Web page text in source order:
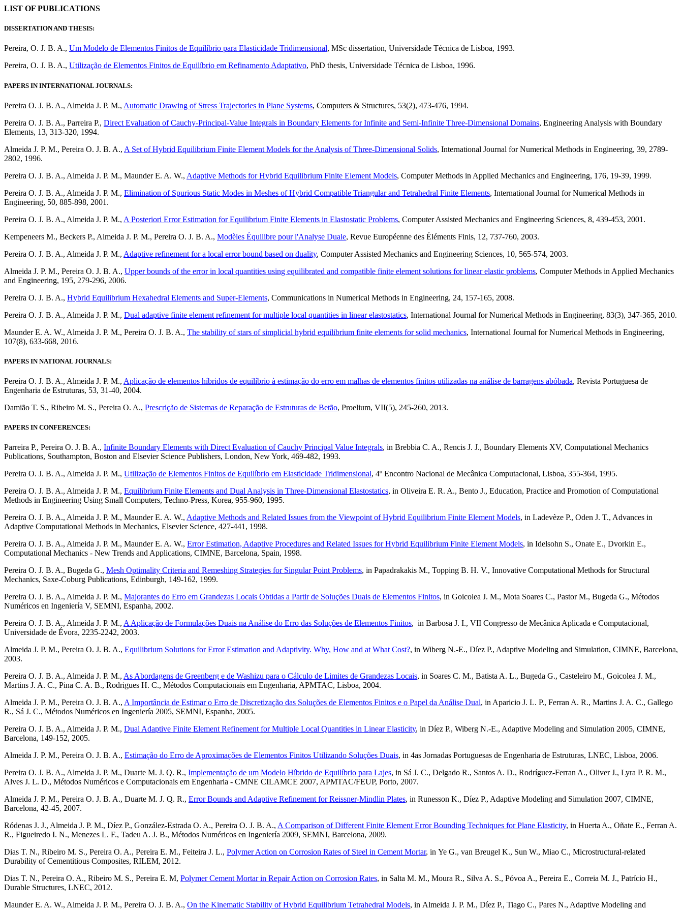
LIST OF PUBLICATIONS
DISSERTATION AND THESIS:
Pereira, O. J. B. A., Um Modelo de Elementos Finitos de Equilíbrio para Elasticidade Tridimensional, MSc dissertation, Universidade Técnica de Lisboa, 1993.
Pereira, O. J. B. A., Utilização de Elementos Finitos de Equilíbrio em Refinamento Adaptativo, PhD thesis, Universidade Técnica de Lisboa, 1996.
PAPERS IN INTERNATIONAL JOURNALS:
Pereira O. J. B. A., Almeida J. P. M., Automatic Drawing of Stress Trajectories in Plane Systems, Computers & Structures, 53(2), 473-476, 1994.
Pereira O. J. B. A., Parreira P., Direct Evaluation of Cauchy-Principal-Value Integrals in Boundary Elements for Infinite and Semi-Infinite Three-Dimensional Domains, Engineering Analysis with Boundary
Elements, 13, 313-320, 1994.
Almeida J. P. M., Pereira O. J. B. A., A Set of Hybrid Equilibrium Finite Element Models for the Analysis of Three-Dimensional Solids, International Journal for Numerical Methods in Engineering, 39, 2789-
2802, 1996.
Pereira O. J. B. A., Almeida J. P. M., Maunder E. A. W., Adaptive Methods for Hybrid Equilibrium Finite Element Models, Computer Methods in Applied Mechanics and Engineering, 176, 19-39, 1999.
Pereira O. J. B. A., Almeida J. P. M., Elimination of Spurious Static Modes in Meshes of Hybrid Compatible Triangular and Tetrahedral Finite Elements, International Journal for Numerical Methods in
Engineering, 50, 885-898, 2001.
Pereira O. J. B. A., Almeida J. P. M., A Posteriori Error Estimation for Equilibrium Finite Elements in Elastostatic Problems, Computer Assisted Mechanics and Engineering Sciences, 8, 439-453, 2001.
Kempeneers M., Beckers P., Almeida J. P. M., Pereira O. J. B. A., Modèles Équilibre pour l'Analyse Duale, Revue Européenne des Éléments Finis, 12, 737-760, 2003.
Pereira O. J. B. A., Almeida J. P. M., Adaptive refinement for a local error bound based on duality, Computer Assisted Mechanics and Engineering Sciences, 10, 565-574, 2003.
Almeida J. P. M., Pereira O. J. B. A., Upper bounds of the error in local quantities using equilibrated and compatible finite element solutions for linear elastic problems, Computer Methods in Applied Mechanics
and Engineering, 195, 279-296, 2006.
Pereira O. J. B. A., Hybrid Equilibrium Hexahedral Elements and Super-Elements, Communications in Numerical Methods in Engineering, 24, 157-165, 2008.
Pereira O. J. B. A., Almeida J. P. M., Dual adaptive finite element refinement for multiple local quantities in linear elastostatics, International Journal for Numerical Methods in Engineering, 83(3), 347-365, 2010.
Maunder E. A. W., Almeida J. P. M., Pereira O. J. B. A., The stability of stars of simplicial hybrid equilibrium finite elements for solid mechanics, International Journal for Numerical Methods in Engineering,
107(8), 633-668, 2016.
PAPERS IN NATIONAL JOURNALS:
Pereira O. J. B. A., Almeida J. P. M., Aplicação de elementos híbridos de equilíbrio à estimação do erro em malhas de elementos finitos utilizadas na análise de barragens abóbada, Revista Portuguesa de
Engenharia de Estruturas, 53, 31-40, 2004.
Damião T. S., Ribeiro M. S., Pereira O. A., Prescrição de Sistemas de Reparação de Estruturas de Betão, Proelium, VII(5), 245-260, 2013.
PAPERS IN CONFERENCES:
Parreira P., Pereira O. J. B. A., Infinite Boundary Elements with Direct Evaluation of Cauchy Principal Value Integrals, in Brebbia C. A., Rencis J. J., Boundary Elements XV, Computational Mechanics
Publications, Southampton, Boston and Elsevier Science Publishers, London, New York, 469-482, 1993.
Pereira O. J. B. A., Almeida J. P. M., Utilização de Elementos Finitos de Equilíbrio em Elasticidade Tridimensional, 4º Encontro Nacional de Mecânica Computacional, Lisboa, 355-364, 1995.
Pereira O. J. B. A., Almeida J. P. M., Equilibrium Finite Elements and Dual Analysis in Three-Dimensional Elastostatics, in Oliveira E. R. A., Bento J., Education, Practice and Promotion of Computational
Methods in Engineering Using Small Computers, Techno-Press, Korea, 955-960, 1995.
Pereira O. J. B. A., Almeida J. P. M., Maunder E. A. W., Adaptive Methods and Related Issues from the Viewpoint of Hybrid Equilibrium Finite Element Models, in Ladevèze P., Oden J. T., Advances in
Adaptive Computational Methods in Mechanics, Elsevier Science, 427-441, 1998.
Pereira O. J. B. A., Almeida J. P. M., Maunder E. A. W., Error Estimation, Adaptive Procedures and Related Issues for Hybrid Equilibrium Finite Element Models, in Idelsohn S., Onate E., Dvorkin E.,
Computational Mechanics - New Trends and Applications, CIMNE, Barcelona, Spain, 1998.
Pereira O. J. B. A., Bugeda G., Mesh Optimality Criteria and Remeshing Strategies for Singular Point Problems, in Papadrakakis M., Topping B. H. V., Innovative Computational Methods for Structural
Mechanics, Saxe-Coburg Publications, Edinburgh, 149-162, 1999.
Pereira O. J. B. A., Almeida J. P. M., Majorantes do Erro em Grandezas Locais Obtidas a Partir de Soluções Duais de Elementos Finitos, in Goicolea J. M., Mota Soares C., Pastor M., Bugeda G., Métodos
Numéricos en Ingeniería V, SEMNI, Espanha, 2002.
Pereira O. J. B. A., Almeida J. P. M., A Aplicação de Formulações Duais na Análise do Erro das Soluções de Elementos Finitos, in Barbosa J. I., VII Congresso de Mecânica Aplicada e Computacional,
Universidade de Évora, 2235-2242, 2003.
Almeida J. P. M., Pereira O. J. B. A., Equilibrium Solutions for Error Estimation and Adaptivity. Why, How and at What Cost?, in Wiberg N.-E., Díez P., Adaptive Modeling and Simulation, CIMNE, Barcelona,
2003.
Pereira O. J. B. A., Almeida J. P. M., As Abordagens de Greenberg e de Washizu para o Cálculo de Limites de Grandezas Locais, in Soares C. M., Batista A. L., Bugeda G., Casteleiro M., Goicolea J. M.,
Martins J. A. C., Pina C. A. B., Rodrigues H. C., Métodos Computacionais em Engenharia, APMTAC, Lisboa, 2004.
Almeida J. P. M., Pereira O. J. B. A., A Importância de Estimar o Erro de Discretização das Soluções de Elementos Finitos e o Papel da Análise Dual, in Aparicio J. L. P., Ferran A. R., Martins J. A. C., Gallego
R., Sá J. C., Métodos Numéricos en Ingeniería 2005, SEMNI, Espanha, 2005.
Pereira O. J. B. A., Almeida J. P. M., Dual Adaptive Finite Element Refinement for Multiple Local Quantities in Linear Elasticity, in Díez P., Wiberg N.-E., Adaptive Modeling and Simulation 2005, CIMNE,
Barcelona, 149-152, 2005.
Almeida J. P. M., Pereira O. J. B. A., Estimação do Erro de Aproximações de Elementos Finitos Utilizando Soluções Duais, in 4as Jornadas Portuguesas de Engenharia de Estruturas, LNEC, Lisboa, 2006.
Pereira O. J. B. A., Almeida J. P. M., Duarte M. J. Q. R., Implementação de um Modelo Híbrido de Equilíbrio para Lajes, in Sá J. C., Delgado R., Santos A. D., Rodríguez-Ferran A., Oliver J., Lyra P. R. M.,
Alves J. L. D., Métodos Numéricos e Computacionais em Engenharia - CMNE CILAMCE 2007, APMTAC/FEUP, Porto, 2007.
Almeida J. P. M., Pereira O. J. B. A., Duarte M. J. Q. R., Error Bounds and Adaptive Refinement for Reissner-Mindlin Plates, in Runesson K., Díez P., Adaptive Modeling and Simulation 2007, CIMNE,
Barcelona, 42-45, 2007.
Ródenas J. J., Almeida J. P. M., Díez P., González-Estrada O. A., Pereira O. J. B. A., A Comparison of Different Finite Element Error Bounding Techniques for Plane Elasticity, in Huerta A., Oñate E., Ferran A.
R., Figueiredo I. N., Menezes L. F., Tadeu A. J. B., Métodos Numéricos en Ingeniería 2009, SEMNI, Barcelona, 2009.
Dias T. N., Ribeiro M. S., Pereira O. A., Pereira E. M., Feiteira J. L., Polymer Action on Corrosion Rates of Steel in Cement Mortar, in Ye G., van Breugel K., Sun W., Miao C., Microstructural-related
Durability of Cementitious Composites, RILEM, 2012.
Dias T. N., Pereira O. A., Ribeiro M. S., Pereira E. M, Polymer Cement Mortar in Repair Action on Corrosion Rates, in Salta M. M., Moura R., Silva A. S., Póvoa A., Pereira E., Correia M. J., Patrício H.,
Durable Structures, LNEC, 2012.
Maunder E. A. W., Almeida J. P. M., Pereira O. J. B. A., On the Kinematic Stability of Hybrid Equilibrium Tetrahedral Models, in Almeida J. P. M., Díez P., Tiago C., Pares N., Adaptive Modeling and